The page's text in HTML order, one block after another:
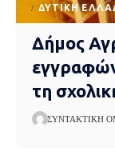
ΔΥΤΙΚΉ
Δήμος
τη
ΣΥΝΤΑΚΤΙΚΉ